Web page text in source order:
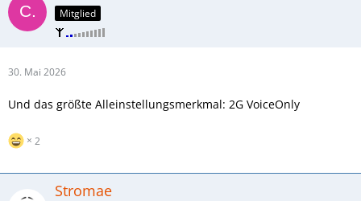
Mitglied
30. Mai 2026
Und das größte Alleinstellungsmerkmal: 2G VoiceOnly
2
Stromae